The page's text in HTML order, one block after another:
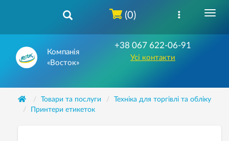
Компанія
«Восток»
+38 067 622-06-91
Усі контакти
(0)
Товари та послуги
Техніка для торгівлі та обліку
Принтери етикеток